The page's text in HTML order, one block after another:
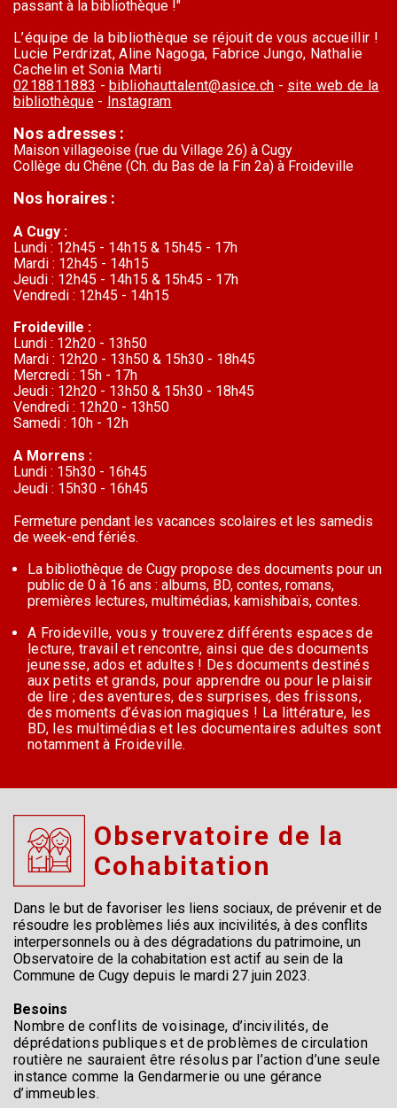
passant à la bibliothèque !"
L’équipe de la bibliothèque se réjouit de vous accueillir !
Lucie Perdrizat, Aline Nagoga, Fabrice Jungo, Nathalie
Cachelin et Sonia Marti
0218811883 - bibliohauttalent@asice.ch - site web de la
bibliothèque- Instagram
Nos adresses :
Maison villageoise (rue du Village 26) à Cugy
Collège du Chêne (Ch. du Bas de la Fin 2a) à Froideville
Nos horaires :
A Cugy :
Lundi : 12h45 - 14h15 & 15h45 - 17h
Mardi : 12h45 - 14h15
Jeudi : 12h45 - 14h15 & 15h45 - 17h
Vendredi : 12h45 - 14h15
Froideville :
Lundi : 12h20 - 13h50
Mardi : 12h20 - 13h50 & 15h30 - 18h45
Mercredi : 15h - 17h
Jeudi : 12h20 - 13h50 & 15h30 - 18h45
Vendredi : 12h20 - 13h50
Samedi : 10h - 12h
A Morrens :
Lundi : 15h30 - 16h45
Jeudi : 15h30 - 16h45
Fermeture pendant les vacances scolaires et les samedis
de week-end fériés.
La bibliothèque de Cugy propose des documents pour un
public de 0 à 16 ans : albums, BD, contes, romans,
premières lectures, multimédias, kamishibaïs, contes.
A Froideville, vous y trouverez différents espaces de
lecture, travail et rencontre, ainsi que des documents
jeunesse, ados et adultes ! Des documents destinés
aux petits et grands, pour apprendre ou pour le plaisir
de lire ; des aventures, des surprises, des frissons,
des moments d’évasion magiques ! La littérature, les
BD, les multimédias et les documentaires adultes sont
notamment à Froideville.
Observatoire de la
Cohabitation
Dans le but de favoriser les liens sociaux, de prévenir et de
résoudre les problèmes liés aux incivilités, à des conflits
interpersonnels ou à des dégradations du patrimoine, un
Observatoire de la cohabitation est actif au sein de la
Commune de Cugy depuis le mardi 27 juin 2023.
Besoins
Nombre de conflits de voisinage, d’incivilités, de
déprédations publiques et de problèmes de circulation
routière ne sauraient être résolus par l’action d’une seule
instance comme la Gendarmerie ou une gérance
d’immeubles.